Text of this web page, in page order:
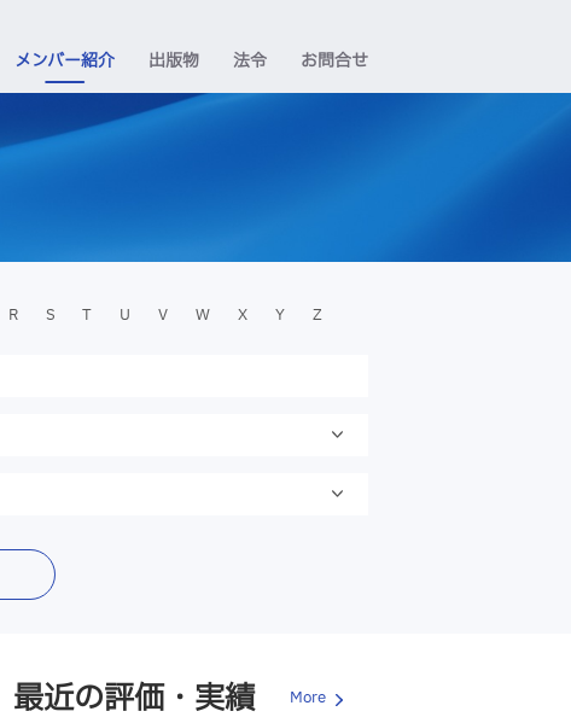
メンバー紹介 出版物 法令 お問合せ
R S T U V W X Y Z
最近の評価・実績 More